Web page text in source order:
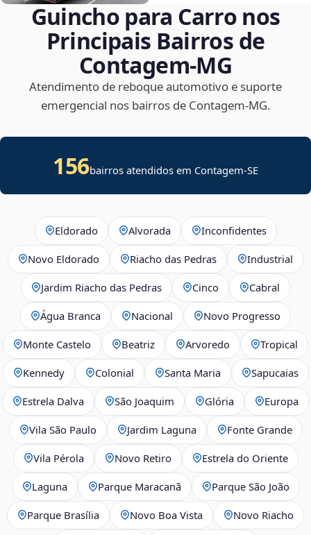
Guincho para Carro nos
Principais Bairros de
Contagem‑MG
Atendimento de reboque automotivo e suporte
emergencial nos bairros de Contagem‑MG.
156bairros atendidos em Contagem-SE
Eldorado Alvorada Inconfidentes
Novo Eldorado Riacho das Pedras Industrial
Jardim Riacho das Pedras Cinco Cabral
Água Branca Nacional Novo Progresso
Monte Castelo Beatriz Arvoredo Tropical
Kennedy Colonial Santa Maria Sapucaias
Estrela Dalva São Joaquim Glória Europa
Vila São Paulo Jardim Laguna Fonte Grande
Vila Pérola Novo Retiro Estrela do Oriente
Laguna Parque Maracanã Parque São João
Parque Brasília Novo Boa Vista Novo Riacho